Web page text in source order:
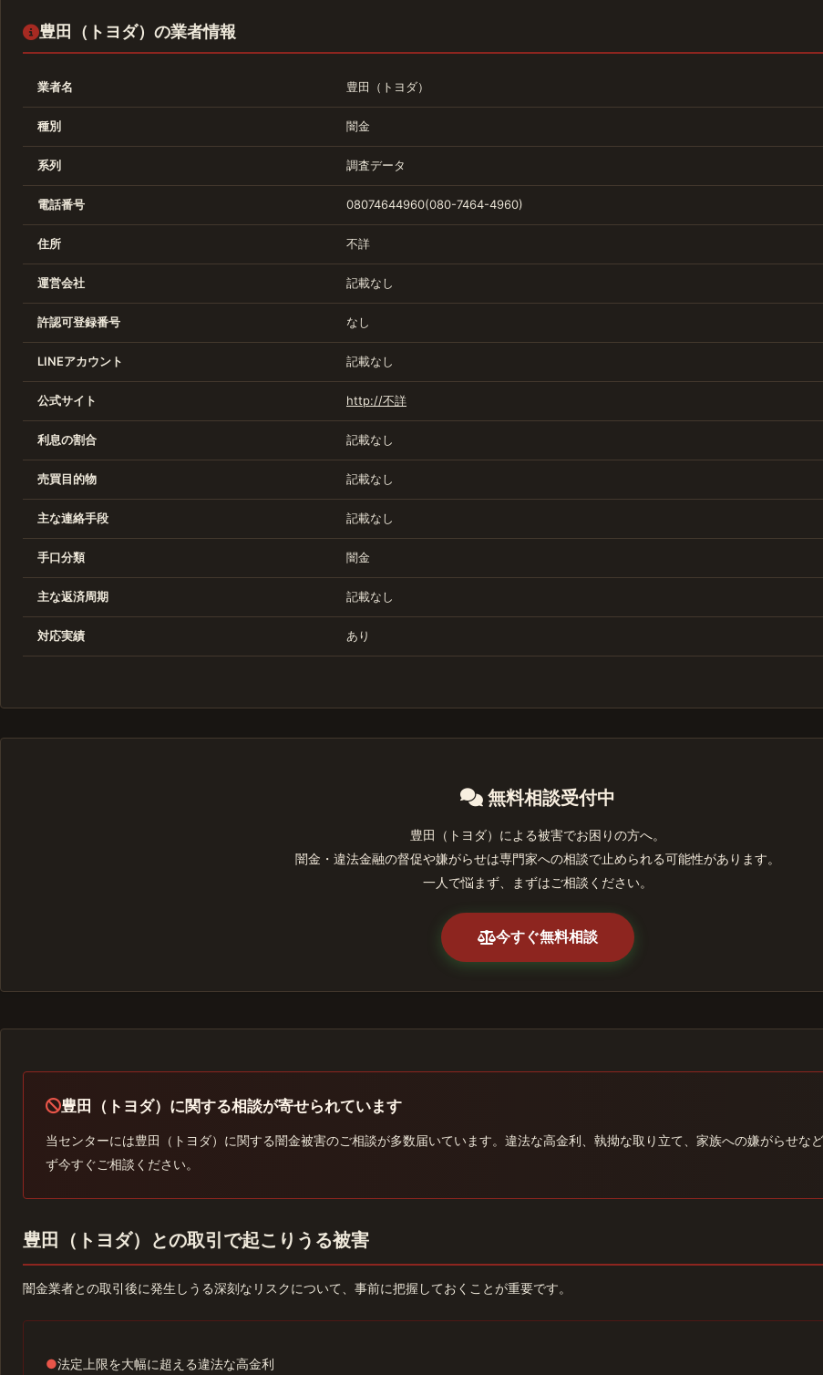
豊田（トヨダ）の業者情報
業者名 豊田（トヨダ）
種別 闇金
系列 調査データ
電話番号 08074644960(080-7464-4960)
住所 不詳
運営会社 記載なし
許認可登録番号 なし
LINEアカウント 記載なし
公式サイト http://不詳
利息の割合 記載なし
売買目的物 記載なし
主な連絡手段 記載なし
手口分類 闇金
主な返済周期 記載なし
対応実績 あり
無料相談受付中
豊田（トヨダ）による被害でお困りの方へ。
闇金・違法金融の督促や嫌がらせは専門家への相談で止められる可能性があります。
一人で悩まず、まずはご相談ください。
今すぐ無料相談
豊田（トヨダ）に関する相談が寄せられています
当センターには豊田（トヨダ）に関する闇金被害のご相談が多数届いています。違法な高金利、執拗な取り立て、家族への嫌がらせな
ず今すぐご相談ください。
豊田（トヨダ）との取引で起こりうる被害
闇金業者との取引後に発生しうる深刻なリスクについて、事前に把握しておくことが重要です。
●法定上限を大幅に超える違法な高金利